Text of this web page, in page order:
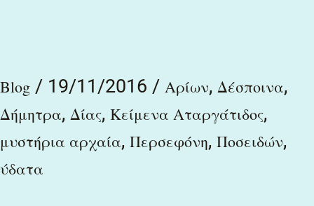
Blog / 19/11/2016 / Αρίων, Δέσποινα,
Δήμητρα, Δίας, Κείμενα Αταργάτιδος,
μυστήρια αρχαία, Περσεφόνη, Ποσειδών,
ύδατα